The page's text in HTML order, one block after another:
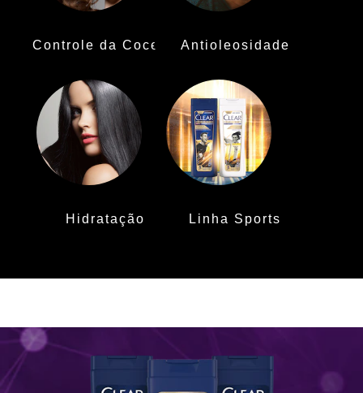
Controle da Coceira Antioleosidade
Hidratação Linha Sports